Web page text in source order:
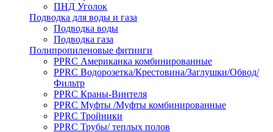
ПНД Уголок
Подводка для воды и газа
Подводка воды
Подводка газа
Полипропиленовые фитинги
PPRC Американка комбинированные
PPRC Водорозетка/Крестовина/Заглушки/Обвод/
Фильтр
PPRC Краны-Винтеля
PPRC Муфты /Муфты комбинированные
PPRC Тройники
PPRC Трубы/ теплых полов